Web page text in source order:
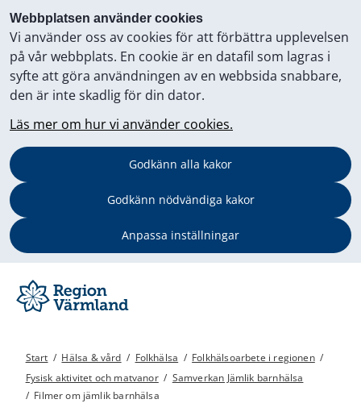
Webbplatsen använder cookies
Vi använder oss av cookies för att förbättra upplevelsen
på vår webbplats. En cookie är en datafil som lagras i
syfte att göra användningen av en webbsida snabbare,
den är inte skadlig för din dator.
Läs mer om hur vi använder cookies.
Godkänn alla kakor
Godkänn nödvändiga kakor
Anpassa inställningar
Start / Hälsa & vård / Folkhälsa / Folkhälsoarbete i regionen /
Fysisk aktivitet och matvanor / Samverkan Jämlik barnhälsa
/ Filmer om jämlik barnhälsa